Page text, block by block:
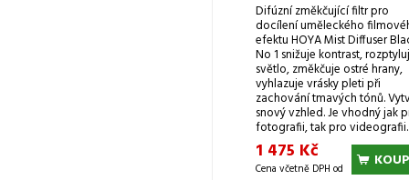
Difúzní změkčující filtr pro
docílení uměleckého
efektu HOYA Mist Diffuser
No 1 snižuje kontrast,
světlo, změkčuje ostré hrany,
vyhlazuje vrásky pleti při
zachování tmavých tónů.
snový vzhled. Je vhodný jak
fotografii, tak pro videografii.
1 475 Kč
Cena včetně DPH od